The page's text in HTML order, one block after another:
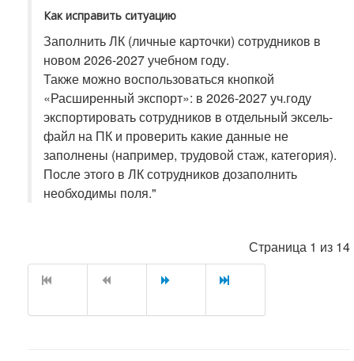
Как исправить ситуацию
Заполнить ЛК (личные карточки) сотрудников в
новом 2026-2027 учебном году.
Также можно воспользоваться кнопкой
«Расширенный экспорт»: в 2026-2027 уч.году
экспортировать сотрудников в отдельный эксель-
файл на ПК и проверить какие данные не
заполнены (например, трудовой стаж, категория).
После этого в ЛК сотрудников дозаполнить
необходимы поля."
Страница 1 из 14